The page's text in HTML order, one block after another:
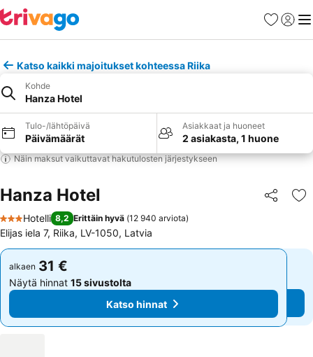
Suosikit
Katso kaikki majoitukset kohteessa Riika
Kohde
Hanza Hotel
Tulo-/lähtöpäivä
Päivämäärät
Asiakkaat ja huoneet
2 asiakasta, 1 huone
Näin maksut vaikuttavat hakutulosten järjestykseen
Hanza Hotel Jaa
3 Tähtiluokitus
Hotelli 8,2 Erittäin hyvä (12 940 arviota)
Elijas iela 7, Riika, LV-1050, Latvia
alkaen 31 €
Näytä hinnat 15 sivustolta
Katso hinnat
alkaen 31 €
Näytä hinnat 15 sivustolta
Katso hinnat